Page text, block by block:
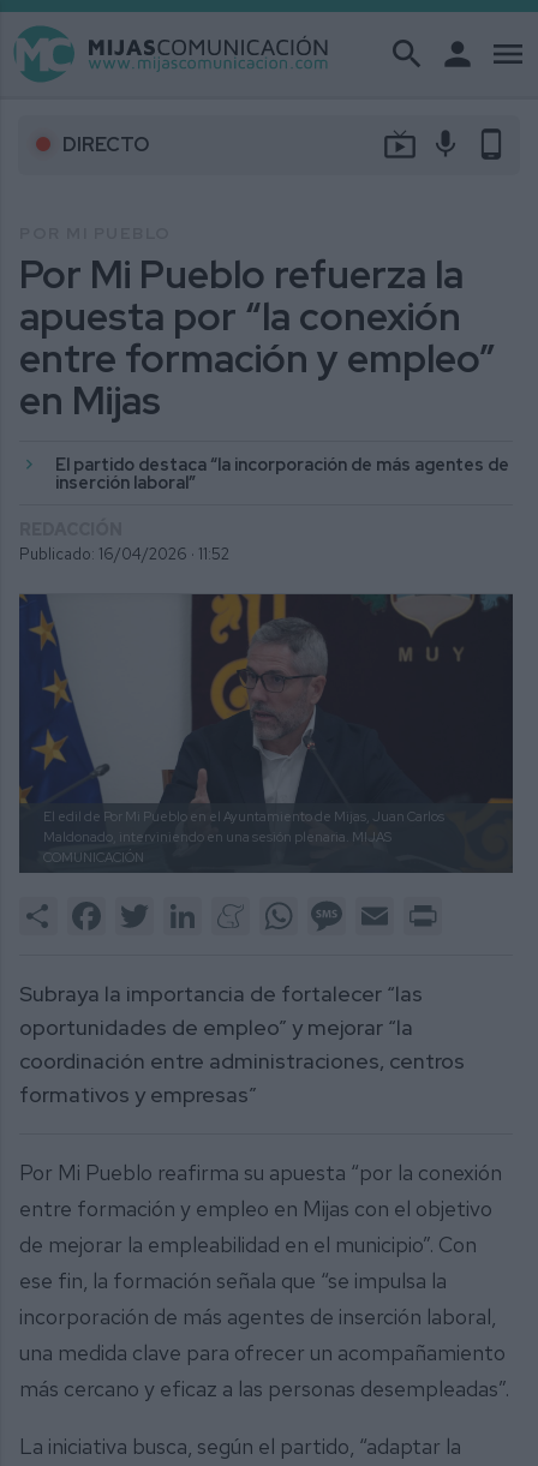
search person menu
DIRECTO live_tv mic phone_android
Por Mi Pueblo refuerza la
apuesta por “la conexión
entre formación y empleo”
en Mijas
El partido destaca “la incorporación de más agentes de
inserción laboral”
Publicado: 16/04/2026 · 11:52
El edil de Por Mi Pueblo en el Ayuntamiento de Mijas, Juan Carlos
Maldonado, interviniendo en una sesión plenaria. MIJAS
COMUNICACIÓN
Share FacebookTwitter LinkedInMeneameWhatsAppMessage
Email
Subraya la importancia de fortalecer “las
oportunidades de empleo” y mejorar “la
coordinación entre administraciones, centros
formativos y empresas”
Por Mi Pueblo reafirma su apuesta “por la conexión
entre formación y empleo en Mijas con el objetivo
de mejorar la empleabilidad en el municipio”. Con
ese fin, la formación señala que “se impulsa la
incorporación de más agentes de inserción laboral,
una medida clave para ofrecer un acompañamiento
más cercano y eficaz a las personas desempleadas”.
La iniciativa busca, según el partido, “adaptar la